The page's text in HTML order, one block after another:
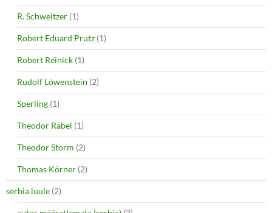
R. Schweitzer (1)
Robert Eduard Prutz (1)
Robert Reinick (1)
Rudolf Löwenstein (2)
Sperling (1)
Theodor Räbel (1)
Theodor Storm (2)
Thomas Körner (2)
serbia luule (2)